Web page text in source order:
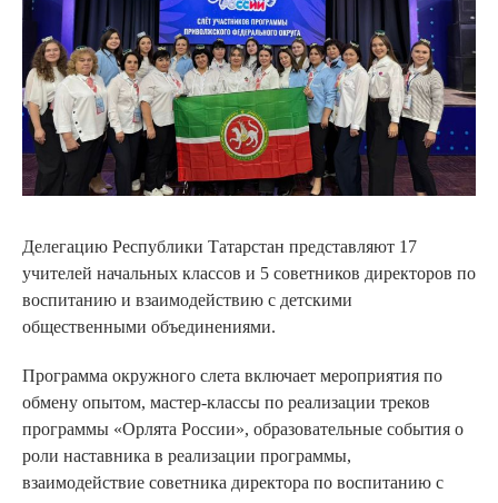
Делегацию Республики Татарстан представляют 17
учителей начальных классов и 5 советников директоров по
воспитанию и взаимодействию с детскими
общественными объединениями.
Программа окружного слета включает мероприятия по
обмену опытом, мастер-классы по реализации треков
программы «Орлята России», образовательные события о
роли наставника в реализации программы,
взаимодействие советника директора по воспитанию с